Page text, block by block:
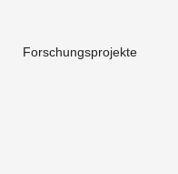
Forschungsprojekte